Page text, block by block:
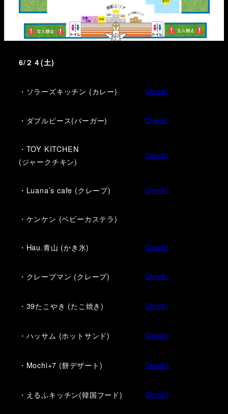
6/２４(土)
・ソラーズキッチン (カレー) Check!
・ダブルピース(バーガー) Check!
・TOY KITCHEN
(ジャークチキン)
Check!
・Luana’s cafe (クレープ) Check!
・ケンケン (ベビーカステラ)
・Hau.青山 (かき氷) Check!
・クレープマン (クレープ) Check!
・39たこやき (たこ焼き) Check!
・ハッサム (ホットサンド) Check!
・Mochi+7 (餅デザート) Check!
・えるふキッチン(韓国フード) Check!